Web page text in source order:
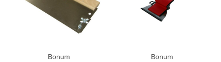
Bonum Bonum